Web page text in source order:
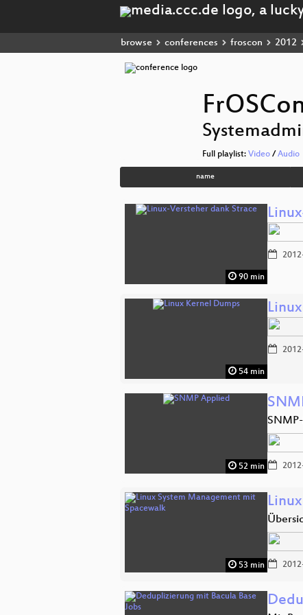
browse conferences froscon 2012
Full playlist: Video / Audio
name
90 min
54 min
52 min
53 min